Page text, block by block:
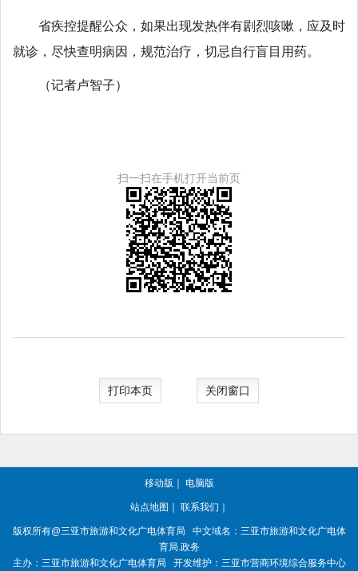
省疾控提醒公众，如果出现发热伴有剧烈咳嗽，应及时
就诊，尽快查明病因，规范治疗，切忌自行盲目用药。
（记者卢智子）
扫一扫在手机打开当前页
打印本页 关闭窗口
移动版 电脑版
站点地图 联系我们
版权所有@三亚市旅游和文化广电体育局
中文域名：三亚市旅游和文化广电体
育局.政务
主办：三亚市旅游和文化广电体育局 开发维护：三亚市营商环境综合服务中心